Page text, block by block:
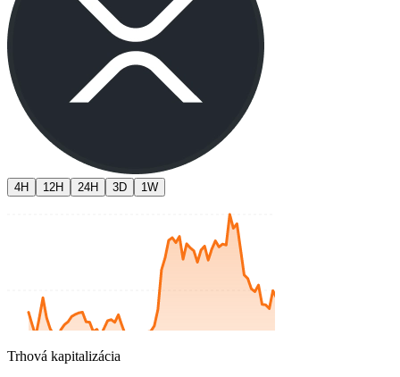
4H 12H 24H 3D 1W
Trhová kapitalizácia